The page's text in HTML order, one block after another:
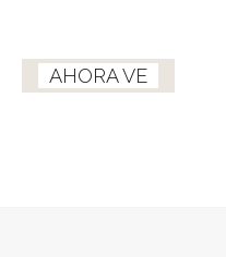
AHORA VE